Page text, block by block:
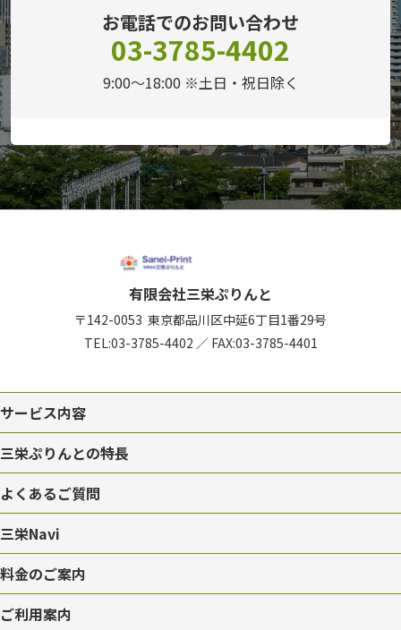
お電話でのお問い合わせ
03-3785-4402
9:00～18:00 ※土日・祝日除く
有限会社三栄ぷりんと
〒142-0053 東京都品川区中延6丁目1番29号
TEL:03-3785-4402 ／ FAX:03-3785-4401
サービス内容
三栄ぷりんとの特長
よくあるご質問
三栄Navi
料金のご案内
ご利用案内